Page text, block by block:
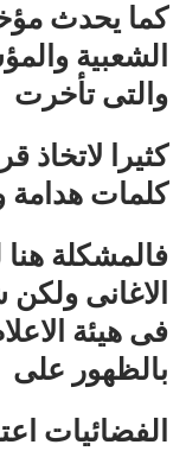
كما يحدث
الشعبية
والتى تأخرت
كثيرا لاتخاذ
كلمات هدامة
فالمشكلة
الاغانى ولكن
فى هيئة
بالظهور على
الفضائيات